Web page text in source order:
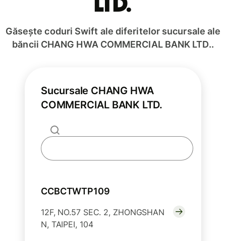
Găsește coduri Swift ale diferitelor sucursale ale
băncii CHANG HWA COMMERCIAL BANK LTD..
Sucursale CHANG HWA
COMMERCIAL BANK LTD.
CCBCTWTP109
12F, NO.57 SEC. 2, ZHONGSHAN
N, TAIPEI, 104